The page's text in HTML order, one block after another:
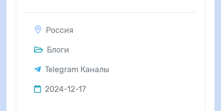
Россия
Блоги
Telegram Каналы
2024-12-17